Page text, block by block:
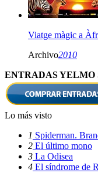
Viatge màgic a
Archivo2010
ENTRADAS YELMO
Lo más visto
1 Spiderman.
2 El último mono
3 La Odisea
4 El síndrome de